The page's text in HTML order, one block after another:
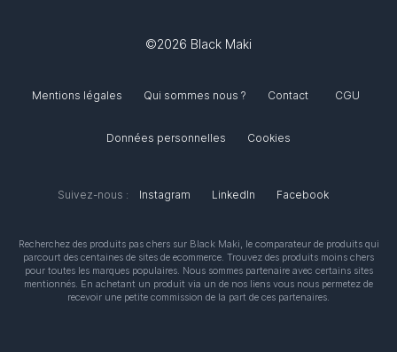
©2026 Black Maki
Mentions légales Qui sommes nous ? Contact CGU
Données personnelles Cookies
Suivez-nous : Instagram LinkedIn Facebook
Recherchez des produits pas chers sur Black Maki, le comparateur de produits qui
parcourt des centaines de sites de ecommerce. Trouvez des produits moins chers
pour toutes les marques populaires. Nous sommes partenaire avec certains sites
mentionnés. En achetant un produit via un de nos liens vous nous permetez de
recevoir une petite commission de la part de ces partenaires.